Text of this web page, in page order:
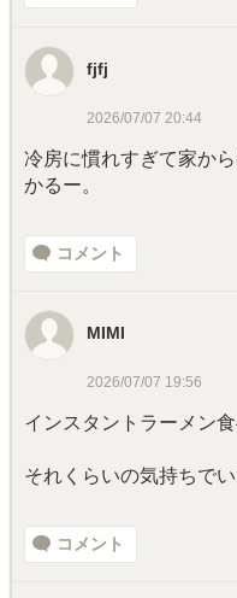
fjfj
2026/07/07 20:44
冷房に慣れすぎて家か
かるー。
コメント
MIMI
2026/07/07 19:56
インスタントラーメン
それくらいの気持ちで
コメント